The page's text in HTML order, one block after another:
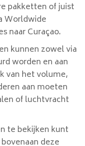
pakketten of juist
Worldwide
naar Curaçao.
kunnen zowel via
worden en aan
van het volume,
aan moeten
of luchtvracht
te bekijken kunt
bovenaan deze